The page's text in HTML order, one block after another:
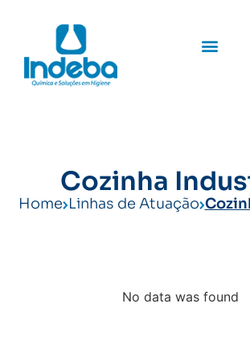
Cozinha
Home Linhas de Atuação
No data was found